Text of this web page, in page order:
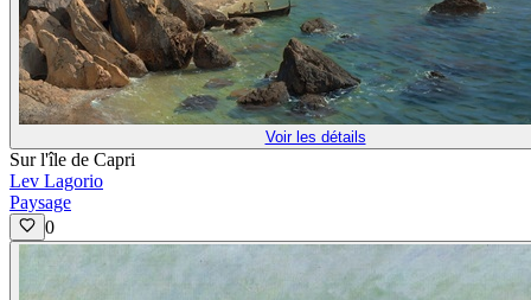
Voir les détails
Sur l'île de Capri
Lev Lagorio
Paysage
0